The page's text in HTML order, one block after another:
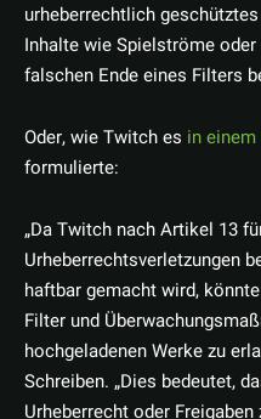
urheberrechtlich
Inhalte wie Spielströme
falschen Ende eines Filters
Oder, wie Twitch es in
formulierte:
„Da Twitch nach Artikel 13
Urheberrechtsverletzungen
haftbar gemacht wird,
Filter und
hochgeladenen Werke zu
Schreiben. „Dies bedeutet,
Urheberrecht oder